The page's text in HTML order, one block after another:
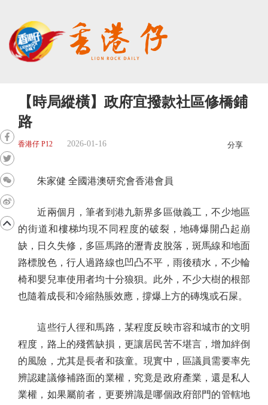
【時局縱橫】政府宜撥款社區修橋鋪
路
香港仔 P12 2026-01-16 分享
朱家健 全國港澳研究會香港會員
近兩個月，筆者到港九新界多區做義工，不少地區
的街道和樓梯均現不同程度的破裂，地磚爆開凸起崩
缺，日久失修，多區馬路的瀝青皮脫落，斑馬線和地面
路標脫色，行人過路線也凹凸不平，雨後積水，不少輪
椅和嬰兒車使用者均十分狼狽。此外，不少大樹的根部
也隨着成長和冷縮熱脹效應，撐爆上方的磚塊或石屎。
這些行人徑和馬路，某程度反映市容和城市的文明
程度，路上的殘舊缺損，更讓居民苦不堪言，增加絆倒
的風險，尤其是長者和孩童。現實中，區議員需要率先
辨認建議修補路面的業權，究竟是政府產業，還是私人
業權，如果屬前者，更要辨識是哪個政府部門的管轄地